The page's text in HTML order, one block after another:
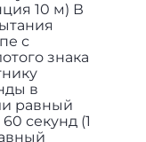
10 м) В
с
знака
в
равный
секунд (1